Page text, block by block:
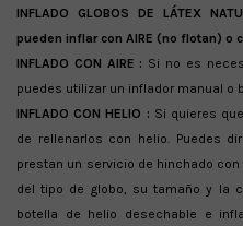
INFLADO GLOBOS DE LÁTEX
pueden inflar con AIRE (no flotan) o
INFLADO CON AIRE : Si no es
puedes utilizar un inflador manual o
INFLADO CON HELIO : Si quieres
de rellenarlos con helio. Puedes
prestan un servicio de hinchado
del tipo de globo, su tamaño y la
botella de helio desechable e